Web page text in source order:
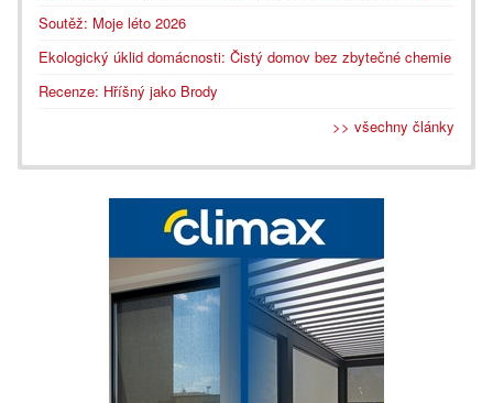
Soutěž: Moje léto 2026
Ekologický úklid domácnosti: Čistý domov bez zbytečné chemie
Recenze: Hříšný jako Brody
>> všechny články